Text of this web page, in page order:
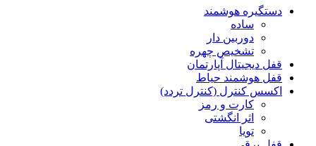
دستگیره هوشمند
ساده
دوربین دار
تشخیص چهره
قفل دیجیتال آپارتمان
قفل هوشمند حیاط
اکسس کنترل (کنترل تردد)
کارت و رمز
اثر انگشتی
تویا